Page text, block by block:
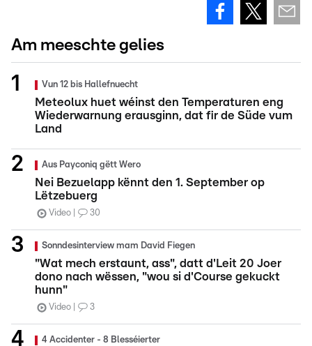
Am meeschte gelies
Vun 12 bis Hallefnuecht
Meteolux huet wéinst den Temperaturen eng
Wiederwarnung erausginn, dat fir de Süde vum
Land
Aus Payconiq gëtt Wero
Nei Bezuelapp kënnt den 1. September op
Lëtzebuerg
Video 30
Sonndesinterview mam David Fiegen
"Wat mech erstaunt, ass", datt d'Leit 20 Joer
dono nach wëssen, "wou si d'Course gekuckt
hunn"
Video 3
4 Accidenter - 8 Blesséierter